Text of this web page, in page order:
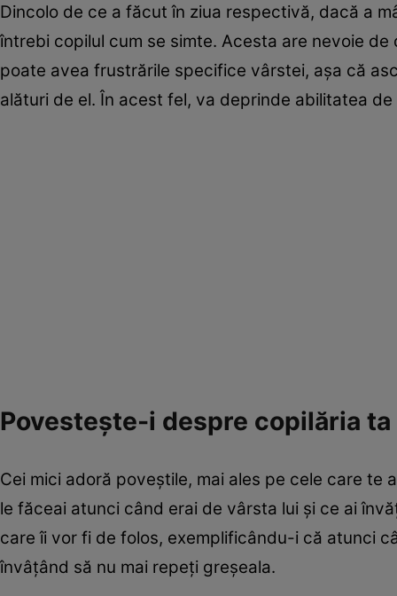
Dincolo de ce a făcut în ziua respectivă, dacă a
întrebi copilul cum se simte. Acesta are nevoie
poate avea frustrările specifice vârstei, aşa că
alături de el. În acest fel, va deprinde abilitatea
Povesteşte-i despre copilăria ta
Cei mici adoră poveştile, mai ales pe cele care
le făceai atunci când erai de vârsta lui şi ce ai
care îi vor fi de folos, exemplificându-i că atunci
învâţând să nu mai repeţi greşeala.